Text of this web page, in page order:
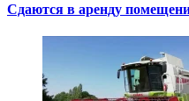
Сдаются в аренду